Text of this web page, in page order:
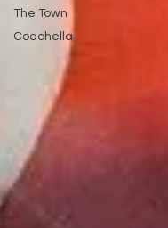
The Town
Coachella